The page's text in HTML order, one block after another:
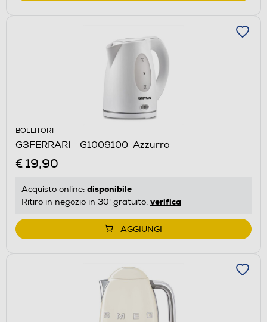
BOLLITORI
G3FERRARI - G1009100-Azzurro
€ 19,90
Acquisto online: disponibile
Ritiro in negozio in 30' gratuito: verifica
AGGIUNGI